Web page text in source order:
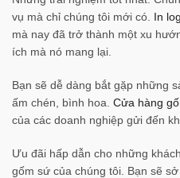
vụ mà chỉ chúng tôi mới có. In
mà nay đã trở thành một xu
ích mà nó mang lại.
Bạn sẽ dễ dàng bắt gặp những
ấm chén, bình hoa. Cửa hàng
của các doanh nghiệp gửi đến
Ưu đãi hấp dẫn cho những
gốm sứ của chúng tôi. Bạn sẽ